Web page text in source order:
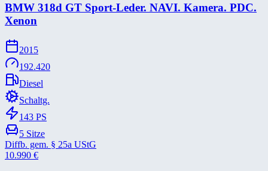
BMW 318d GT Sport-​Leder. NAVI. Kamera. PDC.
Xenon
2015
192.420
Diesel
Schaltg.
143 PS
5 Sitze
Diffb. gem. § 25a UStG
10.990 €